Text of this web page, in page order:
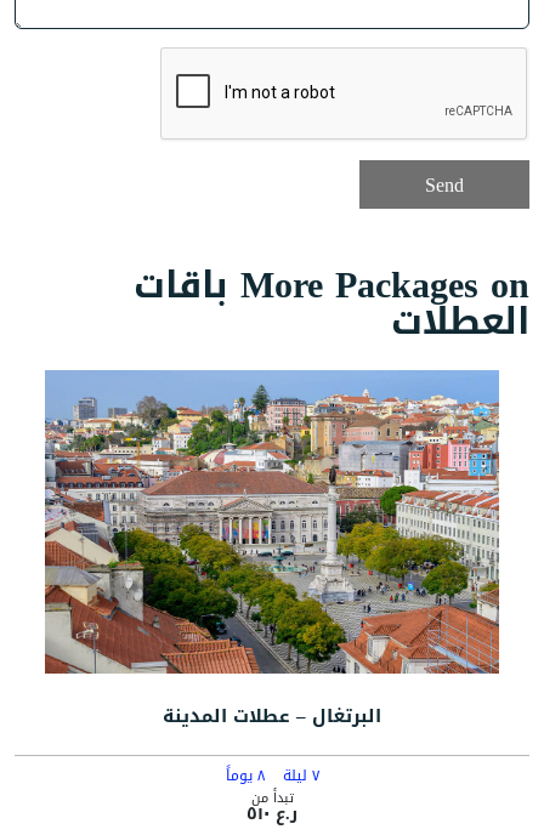
More Packages on باقات
العطلات
البرتغال – عطلات المدينة
٧ ليلة ٨ يوماً
تبدأ من
ر.ع ٥١٠